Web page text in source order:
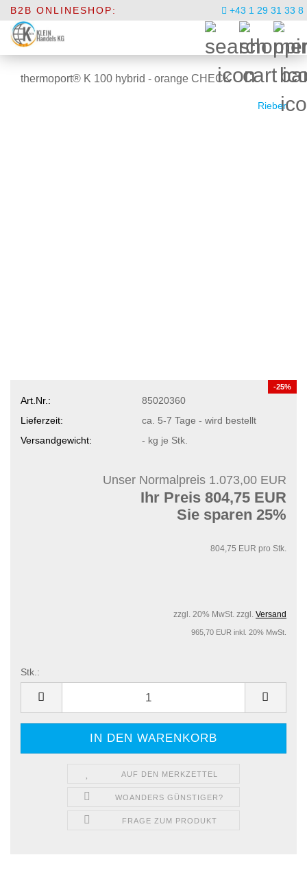
B2B ONLINESHOP: +43 1 29 31 33 8
thermoport® K 100 hybrid - orange CHECK
Rieber
-25%
Art.Nr.:
85020360
Lieferzeit:
ca. 5-7 Tage - wird bestellt
Versandgewicht:
- kg je Stk.
Unser Normalpreis 1.073,00 EUR
Ihr Preis 804,75 EUR
Sie sparen 25%
804,75 EUR pro Stk.
zzgl. 20% MwSt. zzgl. Versand
965,70 EUR inkl. 20% MwSt.
Stk.:
AUF DEN MERKZETTEL
WOANDERS GÜNSTIGER?
FRAGE ZUM PRODUKT